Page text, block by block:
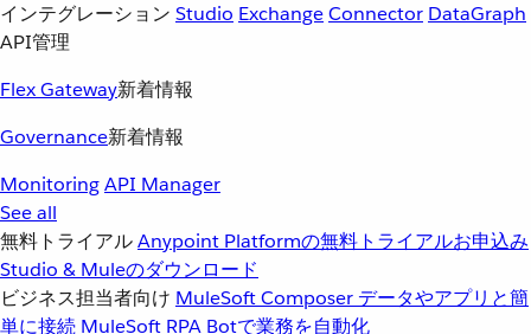
インテグレーション Studio ExchangeConnector DataGraph
API管理
Flex Gateway新着情報
Governance新着情報
MonitoringAPI Manager
See all
無料トライアルAnypoint Platformの無料トライアルお申込み
Studio & Muleのダウンロード
ビジネス担当者向け MuleSoft Composer データやアプリと簡
単に接続 MuleSoft RPA Botで業務を自動化